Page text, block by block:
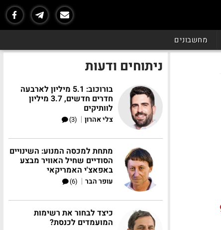
מחשבונים
ניתוחים ודעות
בורוכוב: 5.1 מיליון לארבעה
חדרים חדשים, 3.7 מיליון
לוותיקים
צלי אהרון |
(3)
מתחת למכסה המנוע: השינויים
הסודיים שחיל האוויר מבצע
באפאצ'י האמריקאי
עופר הבר |
(6)
כיצד לבחור את רשימות
המועמדים לכנסת?